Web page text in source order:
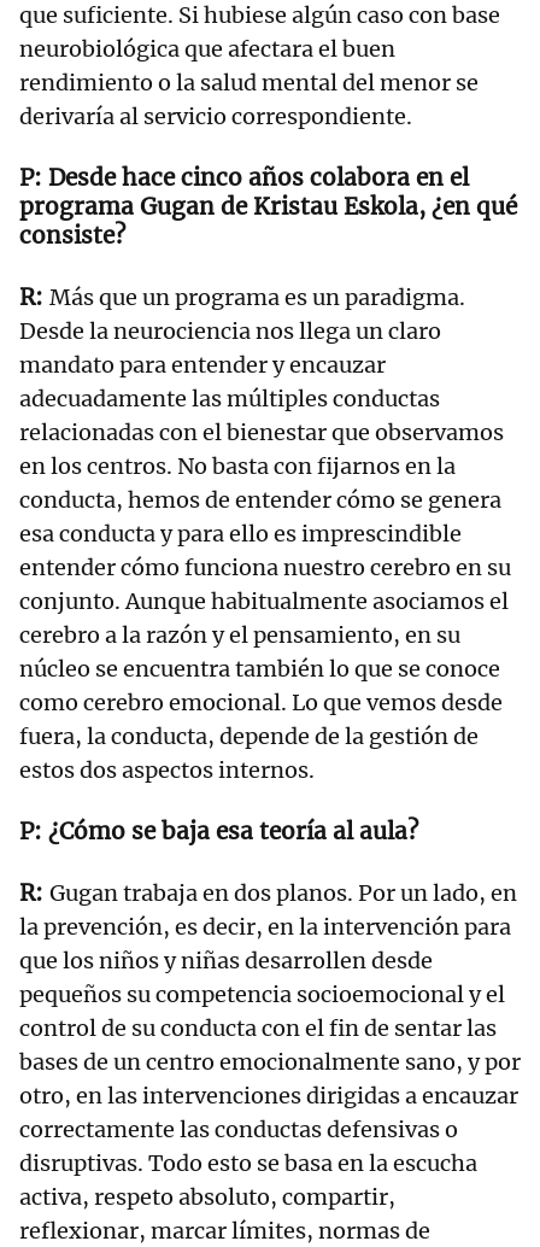
que suficiente. Si hubiese algún caso con base
neurobiológica que afectara el buen
rendimiento o la salud mental del menor se
derivaría al servicio correspondiente.
Desde hace cinco años colabora en el
programa Gugan de Kristau Eskola, ¿en qué
consiste?
Más que un programa es un paradigma.
Desde la neurociencia nos llega un claro
mandato para entender y encauzar
adecuadamente las múltiples conductas
relacionadas con el bienestar que observamos
en los centros. No basta con fijarnos en la
conducta, hemos de entender cómo se genera
esa conducta y para ello es imprescindible
entender cómo funciona nuestro cerebro en su
conjunto. Aunque habitualmente asociamos el
cerebro a la razón y el pensamiento, en su
núcleo se encuentra también lo que se conoce
como cerebro emocional. Lo que vemos desde
fuera, la conducta, depende de la gestión de
estos dos aspectos internos.
¿Cómo se baja esa teoría al aula?
Gugan trabaja en dos planos. Por un lado, en
la prevención, es decir, en la intervención para
que los niños y niñas desarrollen desde
pequeños su competencia socioemocional y el
control de su conducta con el fin de sentar las
bases de un centro emocionalmente sano, y por
otro, en las intervenciones dirigidas a encauzar
correctamente las conductas defensivas o
disruptivas. Todo esto se basa en la escucha
activa, respeto absoluto, compartir,
reflexionar, marcar límites, normas de